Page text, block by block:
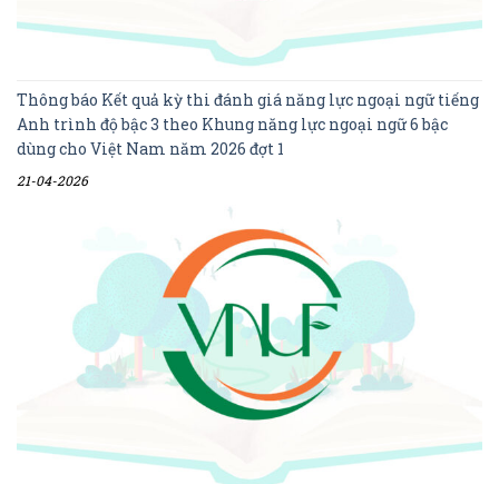
Thông báo Kết quả kỳ thi đánh giá năng lực ngoại ngữ tiếng
Anh trình độ bậc 3 theo Khung năng lực ngoại ngữ 6 bậc
dùng cho Việt Nam năm 2026 đợt 1
21-04-2026